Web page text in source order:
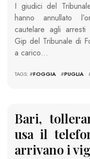
I giudici del
hanno annullato
cautelare agli arresti
Gip del Tribunale di
a carico…
TAGS: #FOGGIA #PUGLIA
Bari,
usa il
arrivano i